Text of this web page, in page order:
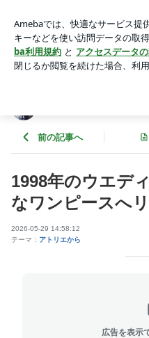
世界にたった一着だけのウ
アプリをダウンロードして ブ
ょう。
前の記事へ
1998年のウエデ
なワンピースへ
2026-05-29 14:58:12
テーマ： アトリエから
広告を表示